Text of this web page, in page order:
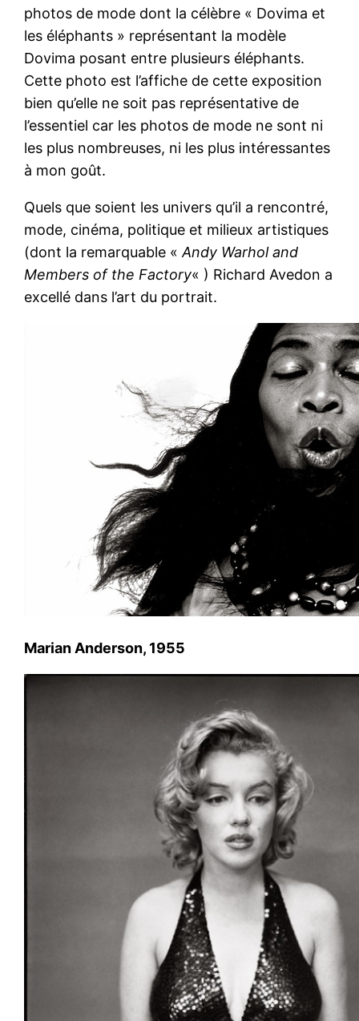
photos de mode dont la célèbre « Dovima et
les éléphants » représentant la modèle
Dovima posant entre plusieurs éléphants.
Cette photo est l’affiche de cette exposition
bien qu’elle ne soit pas représentative de
l’essentiel car les photos de mode ne sont ni
les plus nombreuses, ni les plus intéressantes
à mon goût.
Quels que soient les univers qu’il a rencontré,
mode, cinéma, politique et milieux artistiques
(dont la remarquable «Andy Warhol and
Members of the Factory« ) Richard Avedon a
excellé dans l’art du portrait.
Marian Anderson, 1955